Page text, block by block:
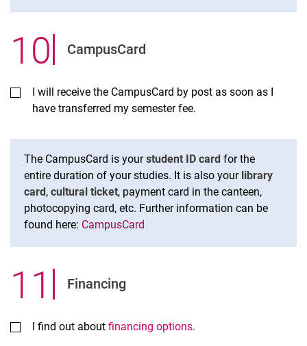
10. CampusCard
I will receive the CampusCard by post as soon as I
have transferred my semester fee.
The CampusCard is yourstudent ID card for the
entire duration of your studies. It is also your library
card, cultural ticket, payment card in the canteen,
photocopying card, etc. Further information can be
found here: CampusCard
11. Financing
I find out about financing options.